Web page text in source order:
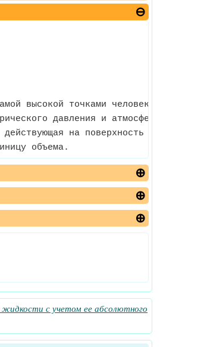
высокой точками человека/фигуры/
давления и атмосферного
на поверхность под
объема.
с учетом ее абсолютного